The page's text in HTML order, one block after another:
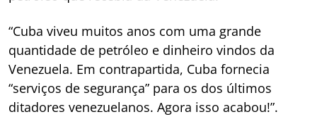
“Cuba viveu muitos anos com uma grande
quantidade de petróleo e dinheiro vindos da
Venezuela. Em contrapartida, Cuba fornecia
“serviços de segurança” para os dos últimos
ditadores venezuelanos. Agora isso acabou!”.